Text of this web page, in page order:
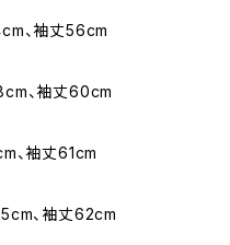
、袖丈56cm
、袖丈60cm
、袖丈61cm
、袖丈62cm